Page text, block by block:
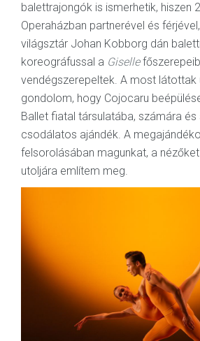
balettrajongók is ismerhetik, hiszen
Operaházban partnerével és
világsztár Johan Kobborg dán
koreográfussal a Giselle
vendégszerepeltek. A most látottak
gondolom, hogy Cojocaru
Ballet fiatal társulatába, számára
csodálatos ajándék. A
felsorolásában magunkat, a
utoljára említem meg.